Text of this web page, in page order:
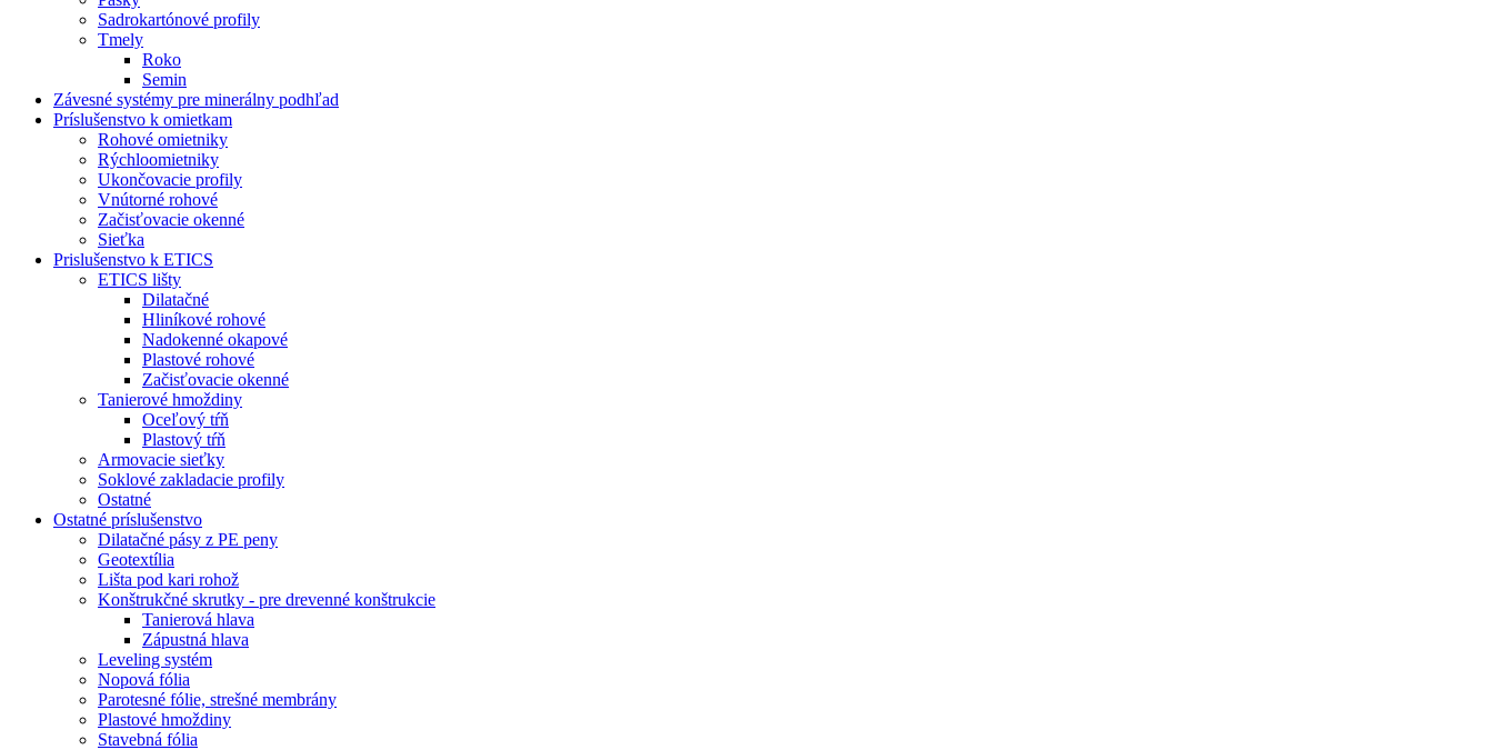
Sadrokartónové profily
Tmely
Roko
Semin
Závesné systémy pre minerálny podhľad
Príslušenstvo k omietkam
Rohové omietniky
Rýchloomietniky
Ukončovacie profily
Vnútorné rohové
Začisťovacie okenné
Sieťka
Prislušenstvo k ETICS
ETICS lišty
Dilatačné
Hliníkové rohové
Nadokenné okapové
Plastové rohové
Začisťovacie okenné
Tanierové hmoždiny
Oceľový tŕň
Plastový tŕň
Armovacie sieťky
Soklové zakladacie profily
Ostatné
Ostatné príslušenstvo
Dilatačné pásy z PE peny
Geotextília
Lišta pod kari rohož
Konštrukčné skrutky - pre drevenné konštrukcie
Tanierová hlava
Zápustná hlava
Leveling systém
Nopová fólia
Parotesné fólie, strešné membrány
Plastové hmoždiny
Stavebná fólia